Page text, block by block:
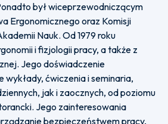
był wiceprzewodniczącym
Ergonomicznego oraz Komisji
Nauk. Od 1979 roku
i fizjologii pracy, a także z
Jego doświadczenie
ćwiczenia i seminaria,
jak i zaocznych, od poziomu
Jego zainteresowania
bezpieczeństwem pracy,